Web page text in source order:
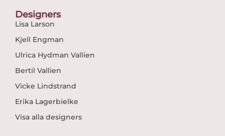
Designers
Lisa Larson
Kjell Engman
Ulrica Hydman Vallien
Bertil Vallien
Vicke Lindstrand
Erika Lagerbielke
Visa alla designers